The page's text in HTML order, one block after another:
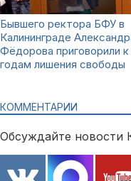
Бывшего ректора БФУ в
Калининграде
Фёдорова приговорили к
годам лишения свободы
КОММЕНТАРИИ
Обсуждайте новости